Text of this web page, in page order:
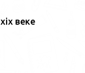
веке